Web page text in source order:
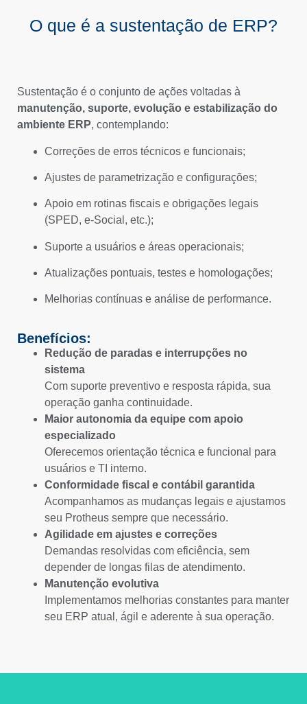
O que é a sustentação de ERP?
Sustentação é o conjunto de ações voltadas à
manutenção, suporte, evolução e estabilização do
ambiente ERP, contemplando:
Correções de erros técnicos e funcionais;
Ajustes de parametrização e configurações;
Apoio em rotinas fiscais e obrigações legais
(SPED, e-Social, etc.);
Suporte a usuários e áreas operacionais;
Atualizações pontuais, testes e homologações;
Melhorias contínuas e análise de performance.
Benefícios:
Redução de paradas e interrupções no
sistema
Com suporte preventivo e resposta rápida, sua
operação ganha continuidade.
Maior autonomia da equipe com apoio
especializado
Oferecemos orientação técnica e funcional para
usuários e TI interno.
Conformidade fiscal e contábil garantida
Acompanhamos as mudanças legais e ajustamos
seu Protheus sempre que necessário.
Agilidade em ajustes e correções
Demandas resolvidas com eficiência, sem
depender de longas filas de atendimento.
Manutenção evolutiva
Implementamos melhorias constantes para manter
seu ERP atual, ágil e aderente à sua operação.